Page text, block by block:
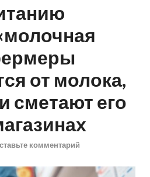
от молока,
сметают его
комментарий